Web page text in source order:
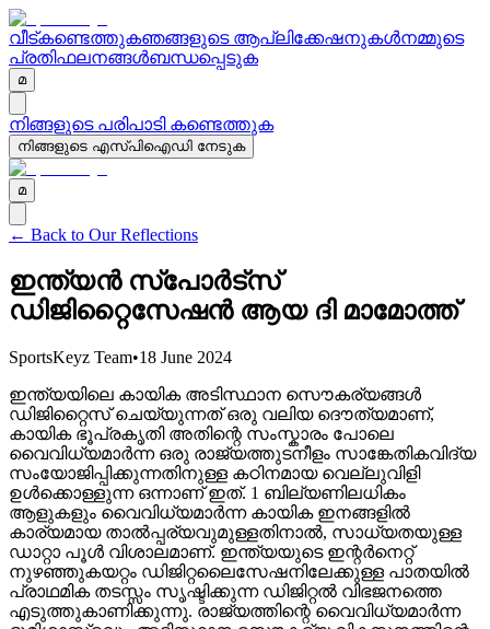
വീട്കണ്ടെത്തുകഞങ്ങളുടെ ആപ്ലിക്കേഷനുകൾനമ്മുടെ
പ്രതിഫലനങ്ങൾബന്ധപ്പെടുക
മ
നിങ്ങളുടെ പരിപാടി കണ്ടെത്തുക
നിങ്ങളുടെ എസ്പിഐഡി നേടുക
മ
← Back to Our Reflections
ഇന്ത്യൻ സ്പോർട്സ്
ഡിജിറ്റൈസേഷൻ ആയ ദി മാമോത്ത്
SportsKeyz Team•18 June 2024
ഇന്ത്യയിലെ കായിക അടിസ്ഥാന സൌകര്യങ്ങൾ
ഡിജിറ്റൈസ് ചെയ്യുന്നത് ഒരു വലിയ ദൌത്യമാണ്,
കായിക ഭൂപ്രകൃതി അതിന്റെ സംസ്കാരം പോലെ
വൈവിധ്യമാർന്ന ഒരു രാജ്യത്തുടനീളം സാങ്കേതികവിദ്യ
സംയോജിപ്പിക്കുന്നതിനുള്ള കഠിനമായ വെല്ലുവിളി
ഉൾക്കൊള്ളുന്ന ഒന്നാണ് ഇത്. 1 ബില്യണിലധികം
ആളുകളും വൈവിധ്യമാർന്ന കായിക ഇനങ്ങളിൽ
കാര്യമായ താൽപ്പര്യവുമുള്ളതിനാൽ, സാധ്യതയുള്ള
ഡാറ്റാ പൂൾ വിശാലമാണ്. ഇന്ത്യയുടെ ഇന്റർനെറ്റ്
നുഴഞ്ഞുകയറ്റം ഡിജിറ്റലൈസേഷനിലേക്കുള്ള പാതയിൽ
പ്രാഥമിക തടസ്സം സൃഷ്ടിക്കുന്ന ഡിജിറ്റൽ വിഭജനത്തെ
എടുത്തുകാണിക്കുന്നു. രാജ്യത്തിന്റെ വൈവിധ്യമാർന്ന